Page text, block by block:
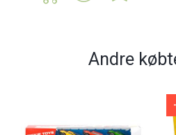
Andre